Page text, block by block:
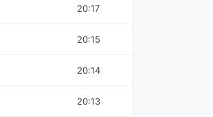
20:17
20:15
20:14
20:13